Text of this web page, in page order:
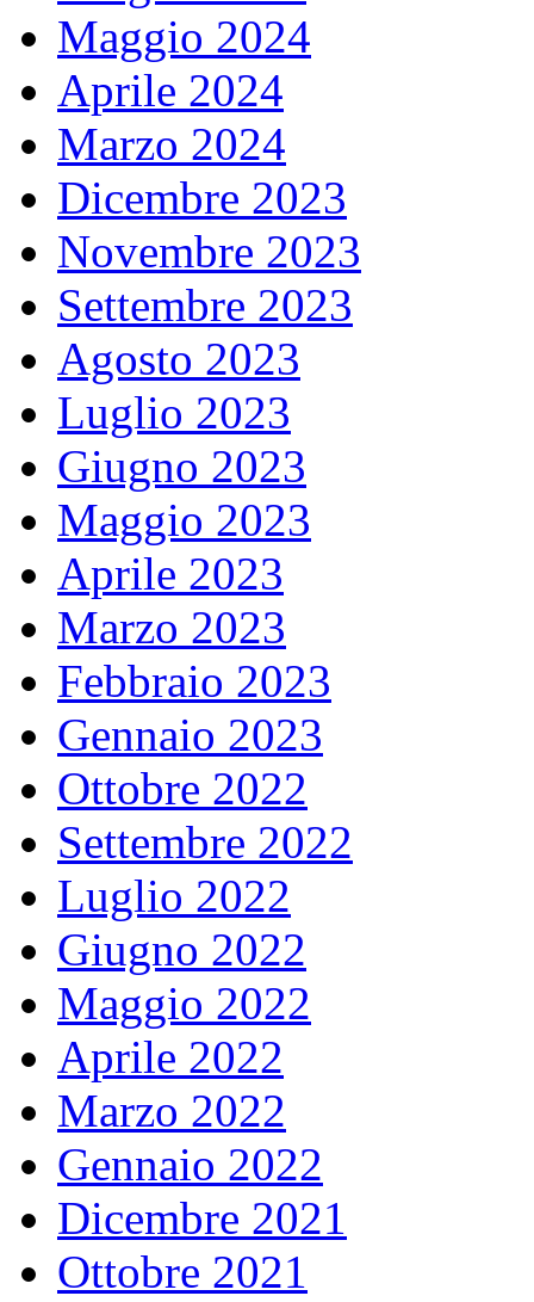
Maggio 2024
Aprile 2024
Marzo 2024
Dicembre 2023
Novembre 2023
Settembre 2023
Agosto 2023
Luglio 2023
Giugno 2023
Maggio 2023
Aprile 2023
Marzo 2023
Febbraio 2023
Gennaio 2023
Ottobre 2022
Settembre 2022
Luglio 2022
Giugno 2022
Maggio 2022
Aprile 2022
Marzo 2022
Gennaio 2022
Dicembre 2021
Ottobre 2021